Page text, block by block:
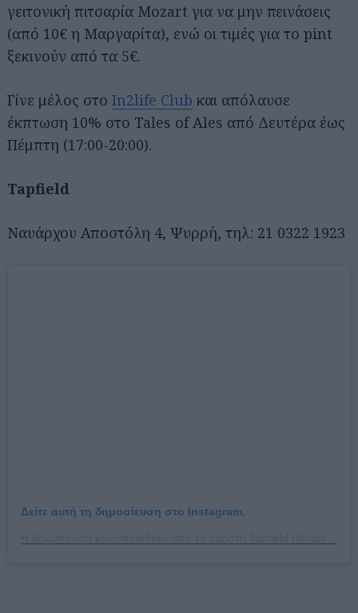
γειτονική πιτσαρία Mozart για να μην πεινάσεις
(από 10€ η Μαργαρίτα), ενώ οι τιμές για το pint
ξεκινούν από τα 5€.
Γίνε μέλος στο In2life Club και απόλαυσε
έκπτωση 10% στο Tales of Ales από Δευτέρα έως
Πέμπτη (17:00-20:00).
Tapfield
Ναυάρχου Αποστόλη 4, Ψυρρή, τηλ: 21 0322 1923
Δείτε αυτή τη δημοσίευση στο Instagram.